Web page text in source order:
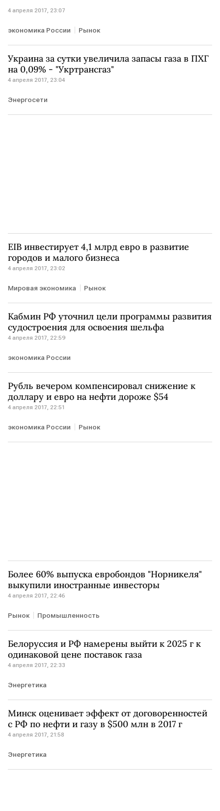
4 апреля 2017, 23:07
экономика России Рынок
Украина за сутки увеличила запасы газа в ПХГ
на 0,09% - "Укртрансгаз"
4 апреля 2017, 23:04
Энергосети
EIB инвестирует 4,1 млрд евро в развитие
городов и малого бизнеса
4 апреля 2017, 23:02
Мировая экономика Рынок
Кабмин РФ уточнил цели программы развития
судостроения для освоения шельфа
4 апреля 2017, 22:59
экономика России
Рубль вечером компенсировал снижение к
доллару и евро на нефти дороже $54
4 апреля 2017, 22:51
экономика России Рынок
Более 60% выпуска евробондов "Норникеля"
выкупили иностранные инвесторы
4 апреля 2017, 22:46
Рынок Промышленность
Белоруссия и РФ намерены выйти к 2025 г к
одинаковой цене поставок газа
4 апреля 2017, 22:33
Энергетика
Минск оценивает эффект от договоренностей
с РФ по нефти и газу в $500 млн в 2017 г
4 апреля 2017, 21:58
Энергетика